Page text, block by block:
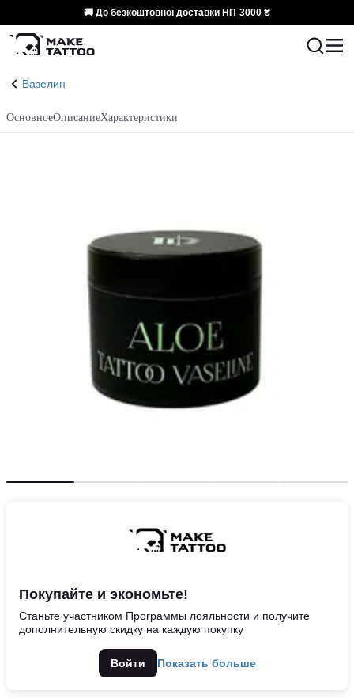
🚚 До безкоштовної доставки НП 3000 ₴
Вазелин
ОсновноеОписаниеХарактеристики
Покупайте и экономьте!
Станьте участником Программы лояльности и получите
дополнительную скидку на каждую покупку
Войти Показать больше